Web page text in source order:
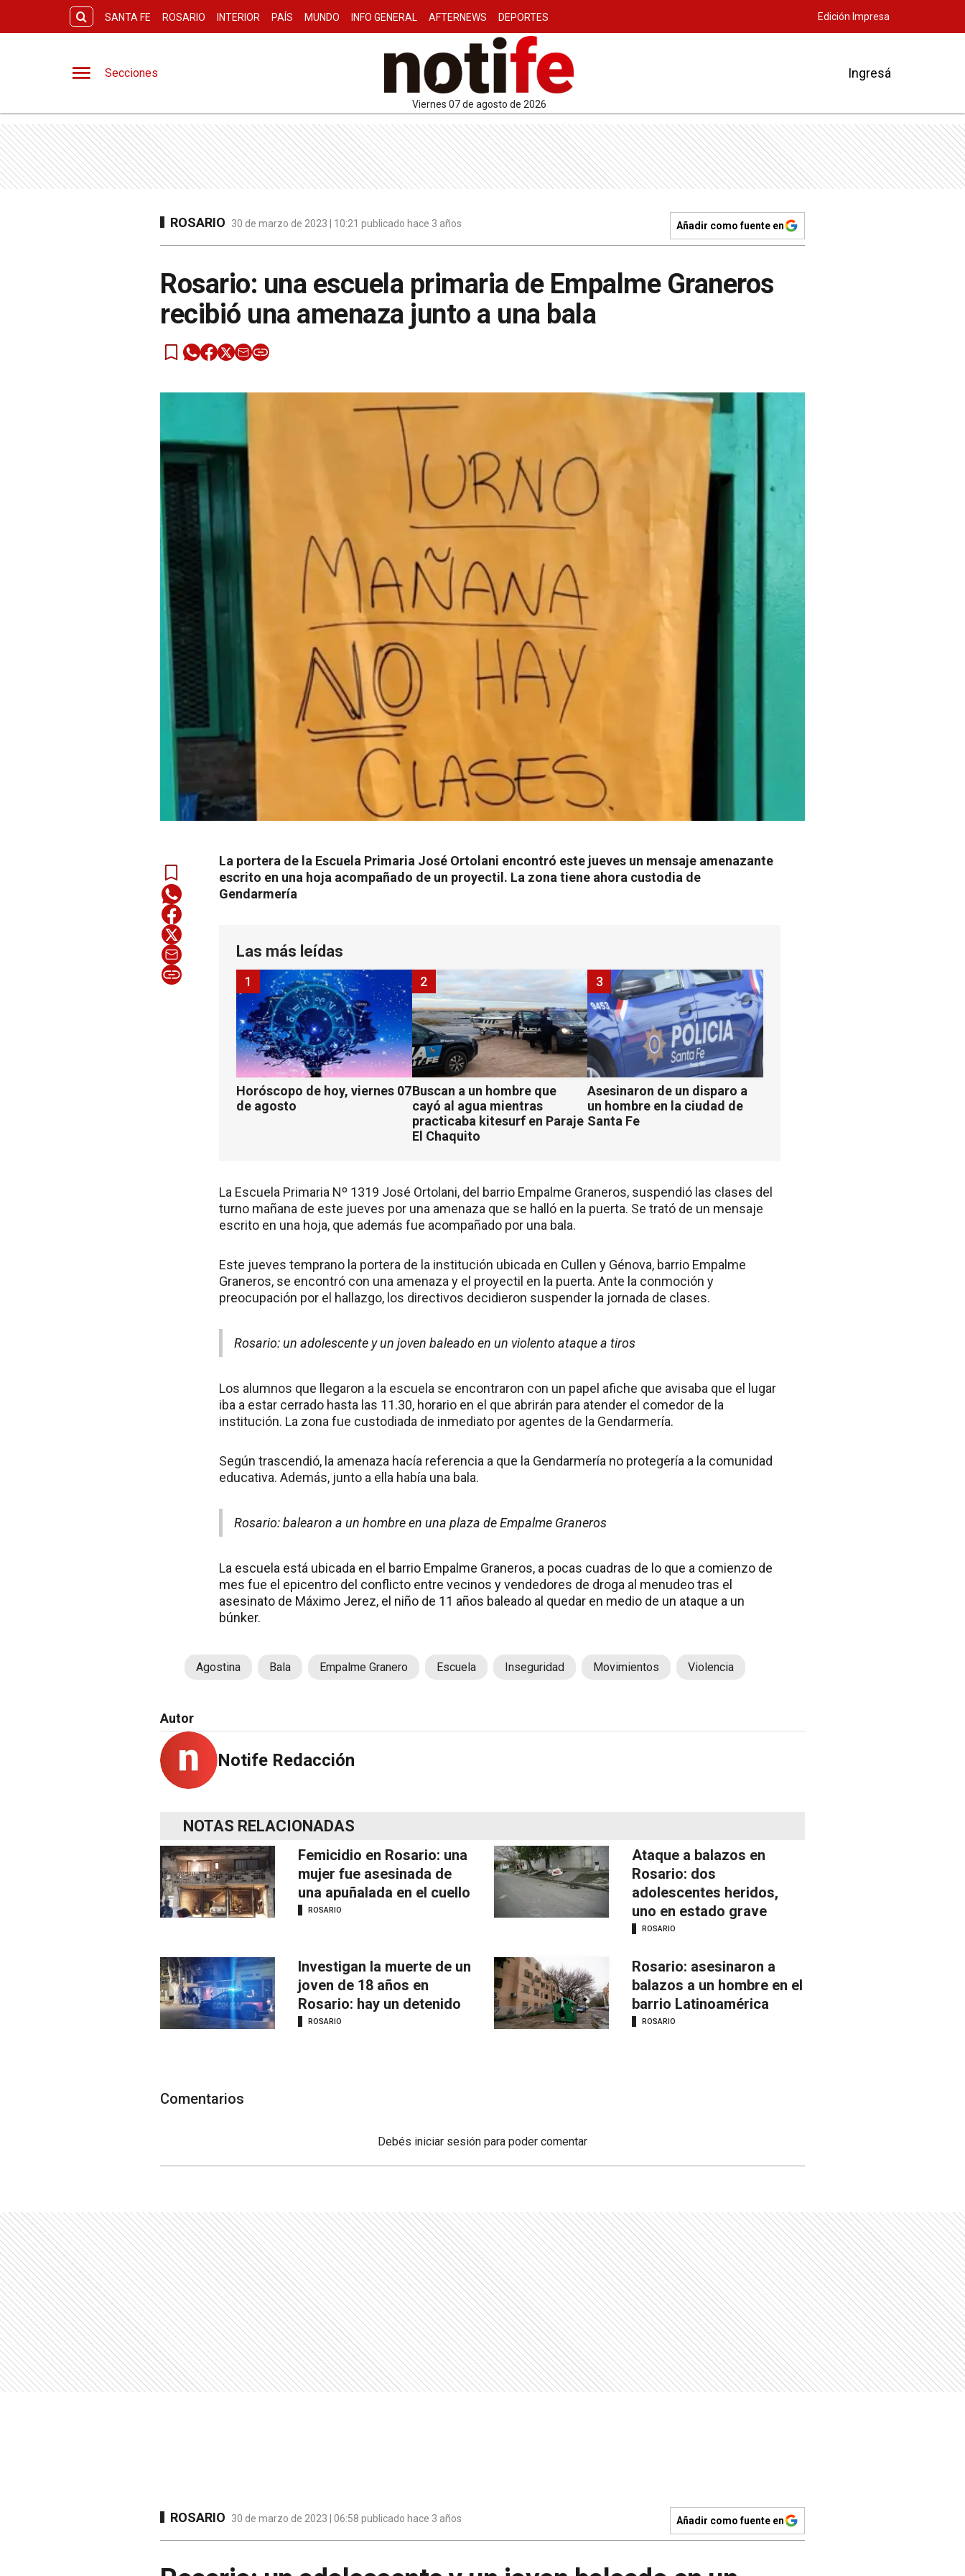
SANTA FE ROSARIO INTERIOR PAÍS MUNDO INFO GENERAL AFTERNEWS DEPORTES Edición Impresa
Secciones
viernes 07 de agosto de 2026
Ingresá
ROSARIO 30 de marzo de 2023 | 10:21 publicado hace 3 años Añadir como fuente en
Rosario: una escuela primaria de Empalme Graneros
recibió una amenaza junto a una bala
La portera de la Escuela Primaria José Ortolani encontró este jueves un mensaje amenazante
escrito en una hoja acompañado de un proyectil. La zona tiene ahora custodia de
Gendarmería
Las más leídas
Horóscopo de hoy, viernes 07
de agosto
1
Buscan a un hombre que
cayó al agua mientras
practicaba kitesurf en Paraje
El Chaquito
2
Asesinaron de un disparo a
un hombre en la ciudad de
Santa Fe
3
La Escuela Primaria Nº 1319 José Ortolani, del barrio Empalme Graneros, suspendió las clases del
turno mañana de este jueves por una amenaza que se halló en la puerta. Se trató de un mensaje
escrito en una hoja, que además fue acompañado por una bala.
Este jueves temprano la portera de la institución ubicada en Cullen y Génova, barrio Empalme
Graneros, se encontró con una amenaza y el proyectil en la puerta. Ante la conmoción y
preocupación por el hallazgo, los directivos decidieron suspender la jornada de clases.
Rosario: un adolescente y un joven baleado en un violento ataque a tiros
Los alumnos que llegaron a la escuela se encontraron con un papel afiche que avisaba que el lugar
iba a estar cerrado hasta las 11.30, horario en el que abrirán para atender el comedor de la
institución. La zona fue custodiada de inmediato por agentes de la Gendarmería.
Según trascendió, la amenaza hacía referencia a que la Gendarmería no protegería a la comunidad
educativa. Además, junto a ella había una bala.
Rosario: balearon a un hombre en una plaza de Empalme Graneros
La escuela está ubicada en el barrio Empalme Graneros, a pocas cuadras de lo que a comienzo de
mes fue el epicentro del conflicto entre vecinos y vendedores de droga al menudeo tras el
asesinato de Máximo Jerez, el niño de 11 años baleado al quedar en medio de un ataque a un
búnker.
Agostina Bala Empalme Granero Escuela Inseguridad Movimientos Violencia
Autor
Notife Redacción
NOTAS RELACIONADAS
Femicidio en Rosario: una
mujer fue asesinada de
una apuñalada en el cuello
ROSARIO
Ataque a balazos en
Rosario: dos
adolescentes heridos,
uno en estado grave
ROSARIO
Investigan la muerte de un
joven de 18 años en
Rosario: hay un detenido
ROSARIO
Rosario: asesinaron a
balazos a un hombre en el
barrio Latinoamérica
ROSARIO
Comentarios
Debés iniciar sesión para poder comentar
ROSARIO 30 de marzo de 2023 | 06:58 publicado hace 3 años Añadir como fuente en